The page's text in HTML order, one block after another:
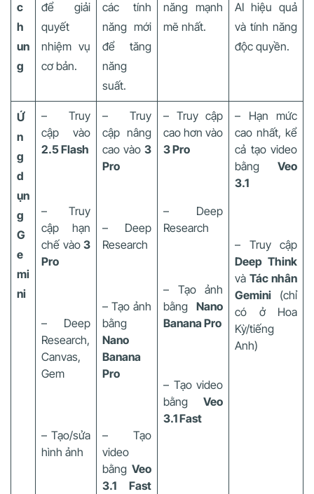
c
h
un
g
để giải
quyết
nhiệm vụ
cơ bản.
các tính
năng mới
để tăng
năng
suất.
năng mạnh
mẽ nhất.
AI hiệu quả
và tính năng
độc quyền.
Ứ
n
g
d
ụn
g
G
e
mi
ni
– Truy
cập vào
2.5 Flash
– Truy
cập hạn
chế vào 3
Pro
– Deep
Research,
Canvas,
Gem
– Tạo/sửa
hình ảnh
– Truy
cập nâng
cao vào 3
Pro
– Deep
Research
– Tạo ảnh
bằng
Nano
Banana
Pro
– Tạo
video
bằng Veo
3.1 Fast
– Truy cập
cao hơn vào
3 Pro
– Deep
Research
– Tạo ảnh
bằng Nano
Banana Pro
– Tạo video
bằng Veo
3.1 Fast
– Hạn mức
cao nhất, kể
cả tạo video
bằng Veo
3.1
– Truy cập
Deep Think
và Tác nhân
Gemini (chỉ
có ở Hoa
Kỳ/tiếng
Anh)